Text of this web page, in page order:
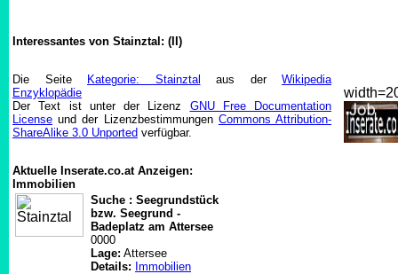
Interessantes von Stainztal: (II)
Die Seite Kategorie: Stainztal aus der Wikipedia
Enzyklopädie
Der Text ist unter der Lizenz GNU Free Documentation
License und der Lizenzbestimmungen Commons Attribution-
ShareAlike 3.0 Unported verfügbar.
Aktuelle Inserate.co.at Anzeigen:
Immobilien
Suche : Seegrundstück
bzw. Seegrund -
Badeplatz am Attersee
0000
Lage: Attersee
Details: Immobilien